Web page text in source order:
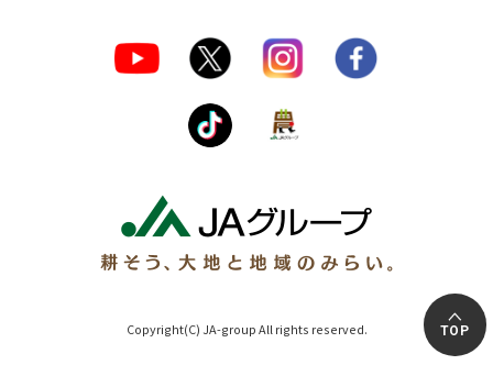
Copyright(C) JA-group All rights reserved. TOP